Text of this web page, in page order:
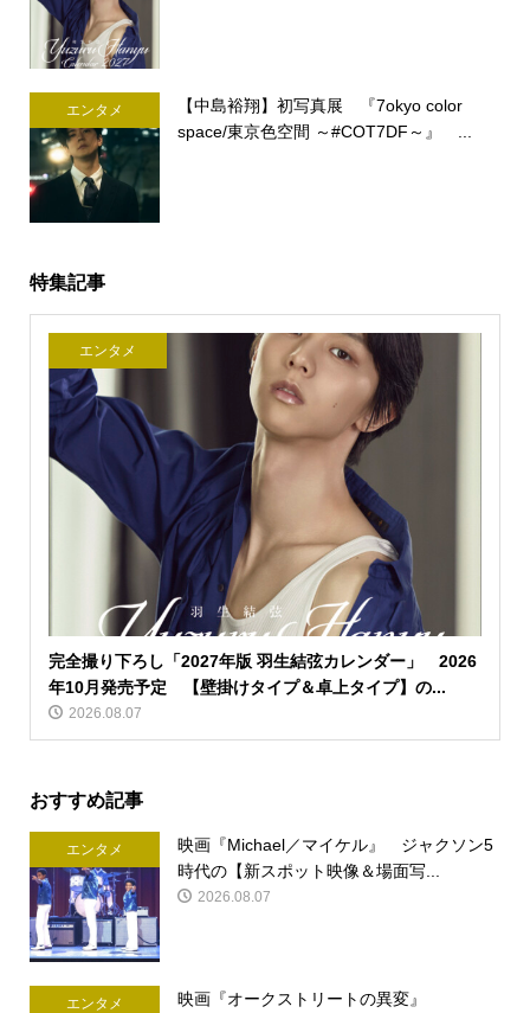
エンタメ
【中島裕翔】初写真展 『7okyo color
space/東京色空間 ～#COT7DF～』 ...
特集記事
エンタメ
完全撮り下ろし「2027年版 羽生結弦カレンダー」 2026
年10月発売予定 【壁掛けタイプ＆卓上タイプ】の...
2026.08.07
おすすめ記事
エンタメ
映画『Michael／マイケル』 ジャクソン5
時代の【新スポット映像＆場面写...
2026.08.07
エンタメ
映画『オークストリートの異変』